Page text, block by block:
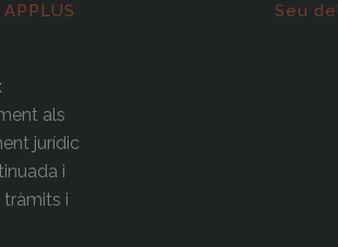
als
jurídic
i
tràmits i
Seu